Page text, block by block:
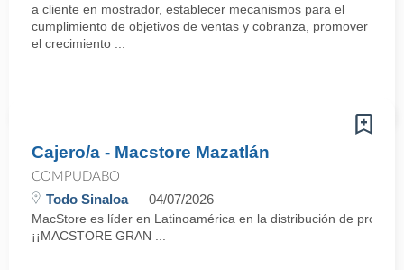
a cliente en mostrador, establecer mecanismos para el
cumplimiento de objetivos de ventas y cobranza, promover
el crecimiento ...
Cajero/a - Macstore Mazatlán
COMPUDABO
Todo Sinaloa 04/07/2026
MacStore es líder en Latinoamérica en la distribución de
¡¡MACSTORE GRAN ...